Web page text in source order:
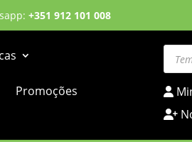
+351 912 101 008
Promoções